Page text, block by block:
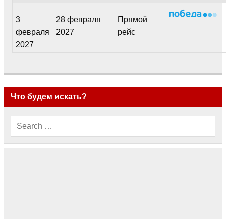
3
февраля
2027
28 февраля
2027
Прямой
рейс
Что будем искать?